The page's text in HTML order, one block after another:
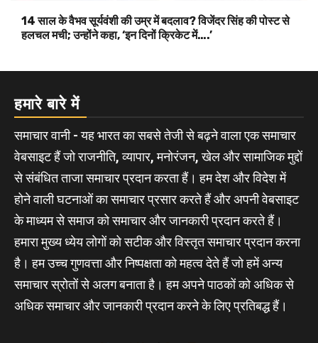
14 साल के वैभव सूर्यवंशी की उम्र में बदलाव? विजेंदर सिंह की पोस्ट से
हलचल मची; उन्होंने कहा, ‘इन दिनों क्रिकेट में….’
हमारे बारे में
समाचार वानी - यह भारत का सबसे तेजी से बढ़ने वाला एक समाचार
वेबसाइट हैं जो राजनीति, व्यापार, मनोरंजन, खेल और सामाजिक मुद्दों
से संबंधित ताजा समाचार प्रदान करता हैं। हम देश और विदेश में
होने वाली घटनाओं का समाचार प्रसार करते हैं और अपनी वेबसाइट
के माध्यम से समाज को समाचार और जानकारी प्रदान करते हैं।
हमारा मुख्य ध्येय लोगों को सटीक और विस्तृत समाचार प्रदान करना
है। हम उच्च गुणवत्ता और निष्पक्षता को महत्व देते हैं जो हमें अन्य
समाचार स्रोतों से अलग बनाता है। हम अपने पाठकों को अधिक से
अधिक समाचार और जानकारी प्रदान करने के लिए प्रतिबद्ध हैं।